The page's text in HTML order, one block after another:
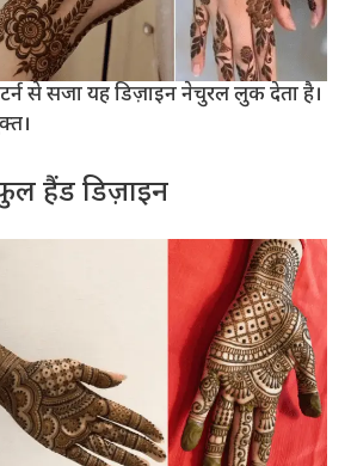
से सजा यह डिज़ाइन नेचुरल लुक देता है।
हैंड डिज़ाइन